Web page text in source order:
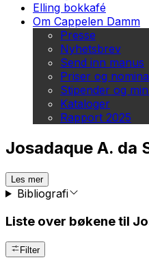
Elling bokkafé
Om Cappelen Damm
Presse
Nyhetsbrev
Send inn manus
Priser og
Stipender og
Kataloger
Rapport 2025
Josadaque A. da
Les mer
Bibliografi
Liste over bøkene til
Filter